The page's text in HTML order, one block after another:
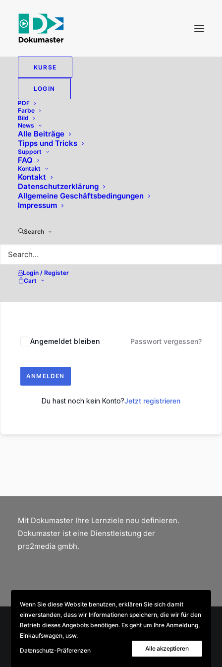
KURSE
LOGIN
PDF
Farbe
Bild
News
Alle Beiträge
Tipps und Tricks
Support
FAQ
Kontakt
Kontakt
Datenschutzerklärung
Allgemeine Geschäftsbedingungen
Impressum
Search
Login / Register
Cart
Hallo, willkommen zurück!
Sind Sie ein Mensch? Dann wählen Sie bitte
Baum.
wählen
Angemeldet bleiben Passwort vergessen?
ANMELDEN
Du hast noch kein Konto?Jetzt registrieren
Mit Dokumaster Ihre Lernziele neu definieren.
Dokumaster ist eine Dienstleistung der
pro2media gmbh.
© 2026 Dokumaster. All rights reserved
Wenn Sie diese Website benutzen, erklären Sie sich damit
einverstanden, dass wir Informationen speichern, die wir für den
Betrieb dieses Angebots benötigen. Es geht um Ihre Anmeldung,
Einkaufswagen, usw.
Datenschutz-Präferenzen
Alle akzeptieren